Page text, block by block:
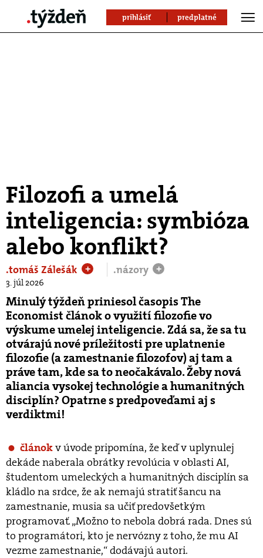
prihlásiť predplatné
Filozofi a umelá
inteligencia: symbióza
alebo konflikt?
.tomáš Zálešák + .názory +
3. júl 2026
Minulý týždeň priniesol časopis The
Economist článok o využití filozofie vo
výskume umelej inteligencie. Zdá sa, že sa tu
otvárajú nové príležitosti pre uplatnenie
filozofie (a zamestnanie filozofov) aj tam a
práve tam, kde sa to neočakávalo. Žeby nová
aliancia vysokej technológie a humanitných
disciplín? Opatrne s predpoveďami aj s
verdiktmi!
článokv úvode pripomína, že keď v uplynulej
dekáde naberala obrátky revolúcia v oblasti AI,
študentom umeleckých a humanitných disciplín sa
kládlo na srdce, že ak nemajú stratiť šancu na
zamestnanie, musia sa učiť predovšetkým
programovať. „Možno to nebola dobrá rada. Dnes sú
to programátori, kto je nervózny z toho, že mu AI
vezme zamestnanie,“ dodávajú autori.